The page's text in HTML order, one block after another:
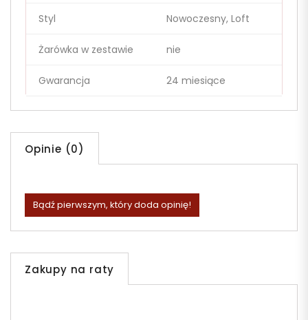
Styl Nowoczesny, Loft
Żarówka w zestawie nie
Gwarancja 24 miesiące
Opinie (0)
Bądź pierwszym, który doda opinię!
Zakupy na raty